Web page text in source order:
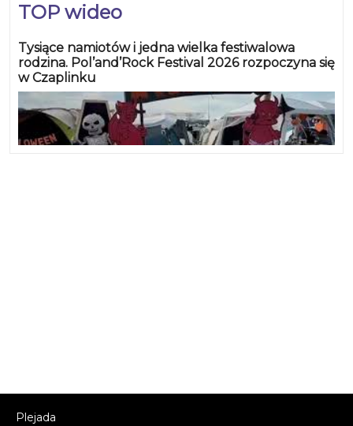
TOP wideo
Tysiące namiotów i jedna wielka festiwalowa
rodzina. Pol’and’Rock Festival 2026 rozpoczyna się
w Czaplinku
Plejada